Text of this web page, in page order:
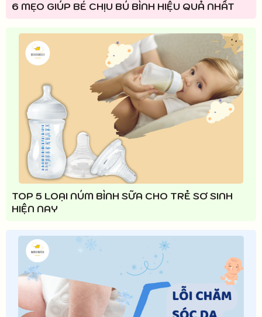
6 MẸO GIÚP BÉ CHỊU BÚ BÌNH HIỆU QUẢ NHẤT
TOP 5 LOẠI NÚM BÌNH SỮA CHO TRẺ SƠ SINH
HIỆN NAY